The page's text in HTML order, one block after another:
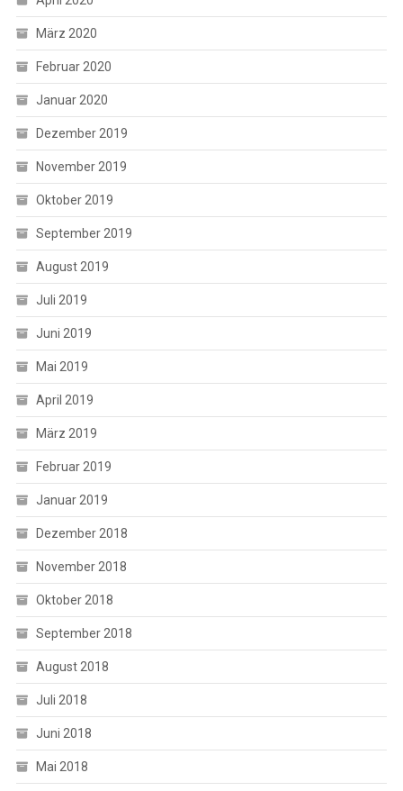
März 2020
Februar 2020
Januar 2020
Dezember 2019
November 2019
Oktober 2019
September 2019
August 2019
Juli 2019
Juni 2019
Mai 2019
April 2019
März 2019
Februar 2019
Januar 2019
Dezember 2018
November 2018
Oktober 2018
September 2018
August 2018
Juli 2018
Juni 2018
Mai 2018